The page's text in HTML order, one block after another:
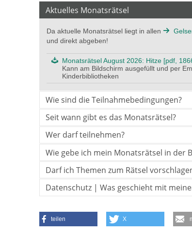
Aktuelles Monatsrätsel
Da aktuelle Monatsrätsel liegt in allen
und direkt abgeben!
Monatsrätsel August 2026: Hitze [pdf,
Kann am Bildschirm ausgefüllt und per
Kinderbibliotheken
Wie sind die Teilnahmebedingungen?
Seit wann gibt es das Monatsrätsel?
Wer darf teilnehmen?
Wie gebe ich mein Monatsrätsel in der
Darf ich Themen zum Rätsel
Datenschutz | Was geschieht mit
teilen X